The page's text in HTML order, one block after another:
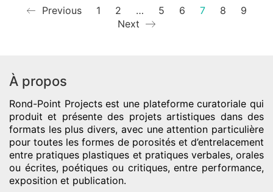
Previous 1 2 … 5 6 7 8
9
Next
À propos
Rond-Point Projectsest une plateforme curatoriale qui
produit et présente des projets artistiques dans des
formats les plus divers, avec une attention particulière
pour toutes les formes de porosités et d’entrelacement
entre pratiques plastiques et pratiques verbales, orales
ou écrites, poétiques ou critiques, entre performance,
exposition et publication.